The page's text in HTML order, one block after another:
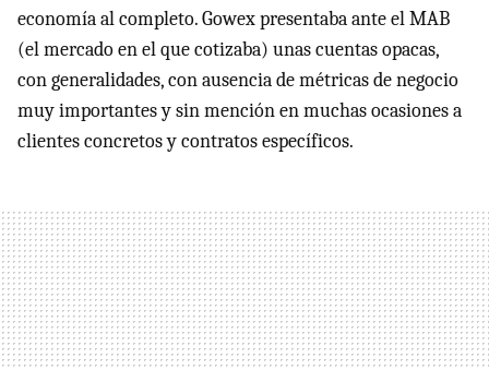
economía al completo. Gowex presentaba ante el MAB
(el mercado en el que cotizaba) unas cuentas opacas,
con generalidades, con ausencia de métricas de negocio
muy importantes y sin mención en muchas ocasiones a
clientes concretos y contratos específicos.